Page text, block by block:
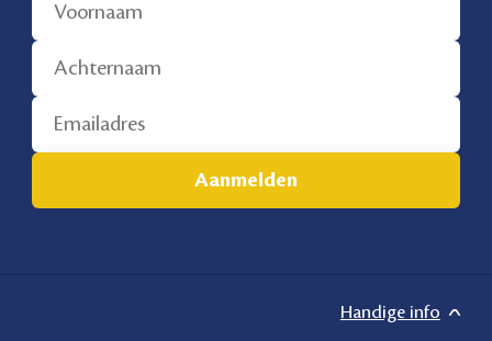
Handige info